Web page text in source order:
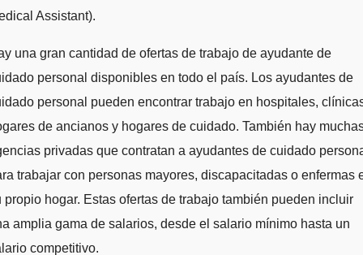
Assistant).
una gran cantidad de ofertas de trabajo de ayudante de
personal disponibles en todo el país. Los ayudantes de
personal pueden encontrar trabajo en hospitales,
de ancianos y hogares de cuidado. También hay
privadas que contratan a ayudantes de cuidado
trabajar con personas mayores, discapacitadas o enfermas
propio hogar. Estas ofertas de trabajo también pueden incluir
amplia gama de salarios, desde el salario mínimo hasta un
competitivo.